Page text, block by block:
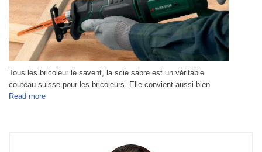
Tous les bricoleur le savent, la scie sabre est un véritable
couteau suisse pour les bricoleurs. Elle convient aussi bien
Read more